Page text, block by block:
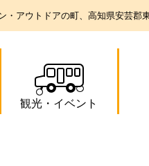
・アウトドアの町、高知県安芸郡
観光 ・ イベント